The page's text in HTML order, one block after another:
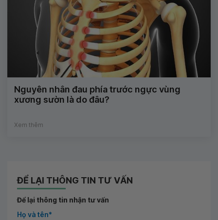
Nguyên nhân đau phía trước ngực vùng
xương sườn là do đâu?
Xem thêm
ĐỂ LẠI THÔNG TIN TƯ VẤN
Để lại thông tin nhận tư vấn
Họ và tên*